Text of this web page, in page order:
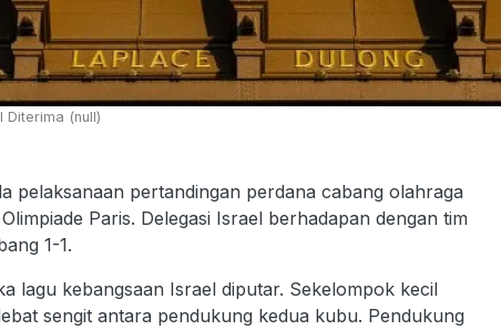
Diterima (null)
pelaksanaan pertandingan perdana cabang olahraga
Paris. Delegasi Israel berhadapan dengan tim
1-1.
lagu kebangsaan Israel diputar. Sekelompok kecil
sengit antara pendukung kedua kubu. Pendukung